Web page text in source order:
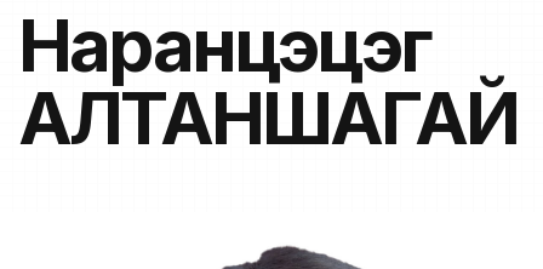
Наранцэцэг
АЛТАНШАГАЙ